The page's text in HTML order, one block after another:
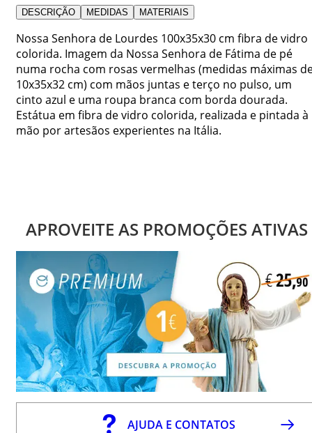
DESCRIÇÃO MEDIDAS MATERIAIS
Nossa Senhora de Lourdes 100x35x30 cm fibra de vidro
colorida. Imagem da Nossa Senhora de Fátima de pé
numa rocha com rosas vermelhas (medidas máximas
10x35x32 cm) com mãos juntas e terço no pulso, um
cinto azul e uma roupa branca com borda dourada.
Estátua em fibra de vidro colorida, realizada e pintada à
mão por artesãos experientes na Itália.
APROVEITE AS PROMOÇÕES ATIVAS
AJUDA E CONTATOS